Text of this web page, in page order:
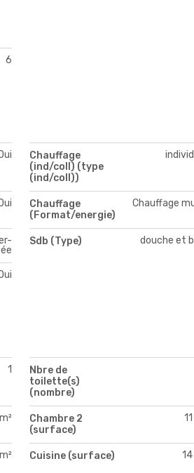
6
Chauffage
(ind/coll) (type
(ind/coll))
Chauffage
(Format/energie)
Chauffage
Sdb (Type) douche et
1
Nbre de
toilette(s)
(nombre)
Chambre 2
(surface)
Cuisine (surface)